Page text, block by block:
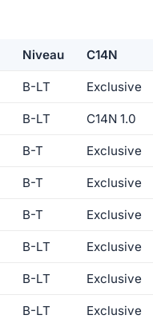
Niveau C14N
B-LT Exclusive
B-LT C14N 1.0
B-T Exclusive
B-T Exclusive
B-T Exclusive
B-LT Exclusive
B-LT Exclusive
B-LT Exclusive